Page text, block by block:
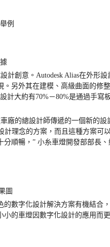
例
計創意。 Autodesk Alias在外形設
。另外其在建模、高級曲面的修
計大約有70%－80%是通過手寫
廠的總設計師傳遞的一個新的設
計理念的方案，而且這種方案可
分順暢， ” 小糸車燈開發部部長、
圖
數字化設計解決方案有機結合
的車燈因數字化設計的應用而